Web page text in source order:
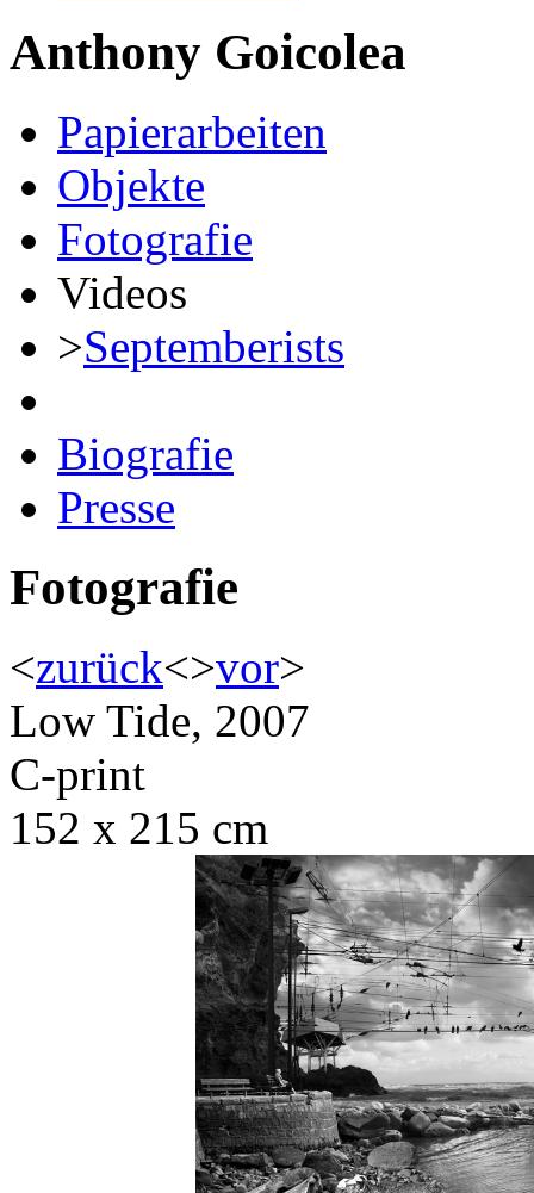
Anthony Goicolea
Papierarbeiten
Objekte
Fotografie
Videos
>Septemberists
Biografie
Presse
Fotografie
<zurück<>vor>
Low Tide, 2007
C-print
152 x 215 cm